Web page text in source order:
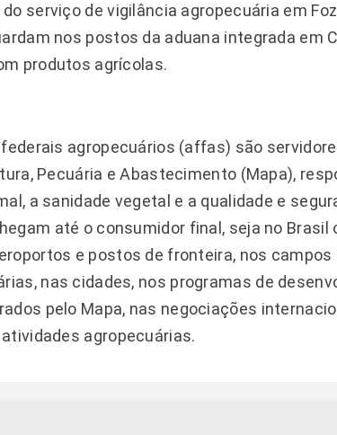
serviço de vigilância agropecuária em
nos postos da aduana integrada em
produtos agrícolas.
agropecuários (affas) são
Pecuária e Abastecimento (Mapa),
a sanidade vegetal e a qualidade e
até o consumidor final, seja no Brasil
e postos de fronteira, nos campos
nas cidades, nos programas de
pelo Mapa, nas negociações
agropecuárias.